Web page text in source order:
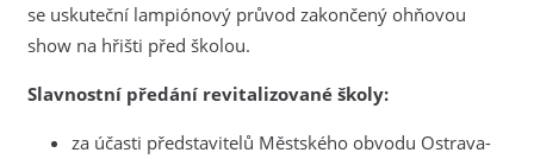
se uskuteční lampiónový průvod zakončený ohňovou
show na hřišti před školou.
Slavnostní předání revitalizované školy:
za účasti představitelů Městského obvodu Ostrava-